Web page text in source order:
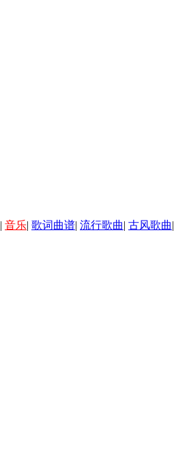
| 音乐| 歌词曲谱| 流行歌曲| 古风歌曲|